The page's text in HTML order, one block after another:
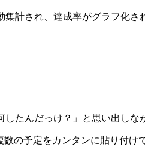
計され、達成率がグラフ化さ
たんだっけ？」と思い出しな
数の予定をカンタンに貼り付け